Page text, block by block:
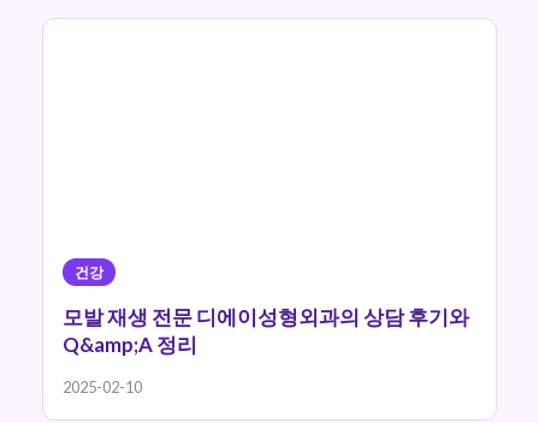
건강
모발 재생 전문 디에이성형외과의 상담 후기와
Q&amp;A 정리
2025-02-10